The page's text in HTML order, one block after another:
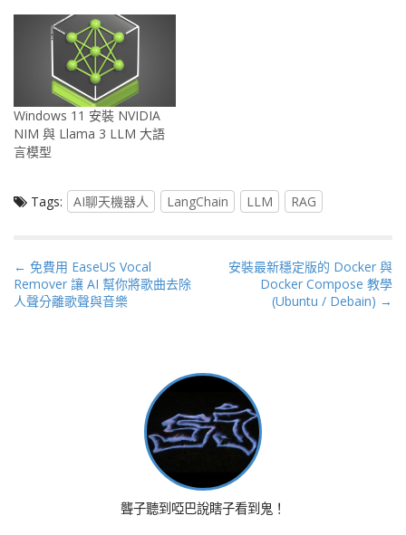
Windows 11 安裝 NVIDIA
NIM 與 Llama 3 LLM 大語
言模型
Tags: AI聊天機器人 LangChain LLM RAG
P
o
s
← 免費用 EaseUS Vocal
Remover 讓 AI 幫你將歌曲去除
人聲分離歌聲與音樂
安裝最新穩定版的 Docker 與
Docker Compose 教學
(Ubuntu / Debain) →
聾子聽到啞巴說瞎子看到鬼！